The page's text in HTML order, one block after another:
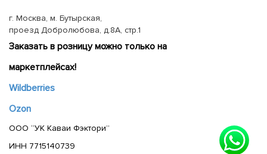
г. Москва, м. Бутырская,
проезд Добролюбова, д.8А, стр.1
Заказать в розницу можно только на
маркетплейсах!
Wildberries
Ozon
ООО “УК Каваи Фэктори”
ИНН 7715140739